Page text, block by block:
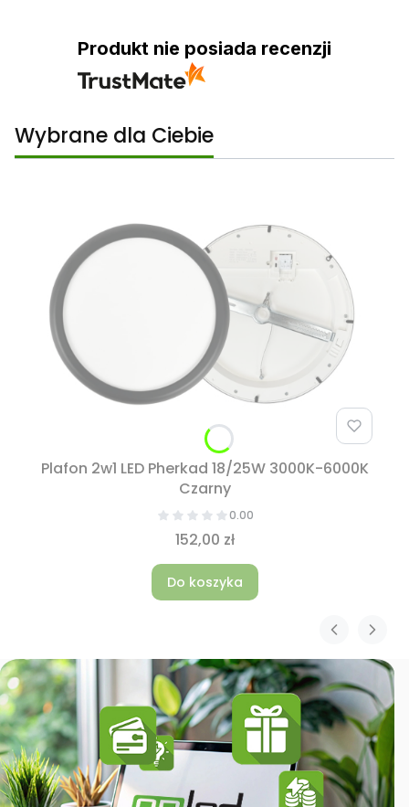
Produkt nie posiada recenzji
Wybrane dla Ciebie
Plafon 2w1 LED Pherkad 18/25W 3000K-6000K
Czarny
0.00
152,00 zł
Do koszyka